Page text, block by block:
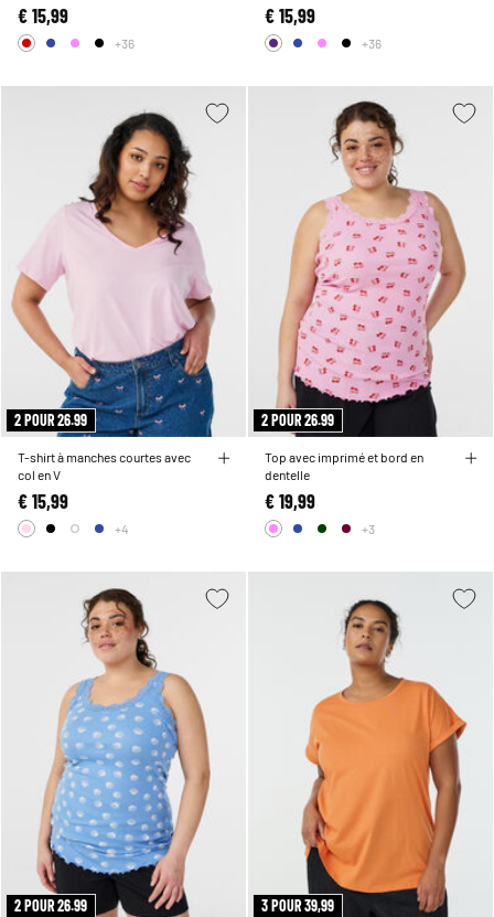
€ 15,99
+36
€ 15,99
+36
2 POUR 26.99
T-shirt à manches courtes avec
col en V
€ 15,99
+4
2 POUR 26.99
Top avec imprimé et bord en
dentelle
€ 19,99
+3
2 POUR 26.99 3 POUR 39,99